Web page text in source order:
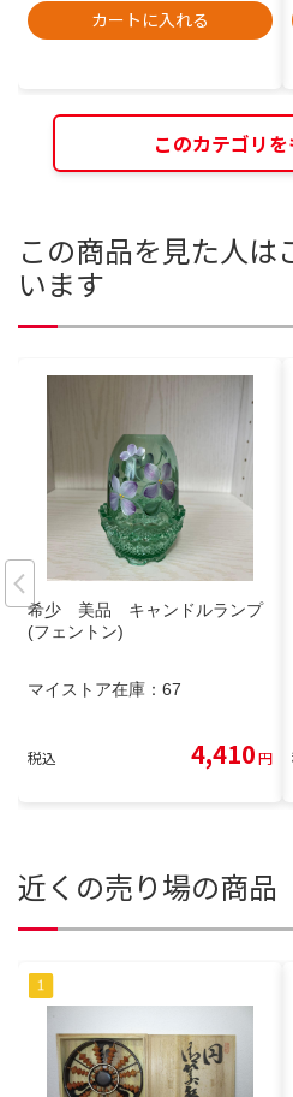
カートに入れる
このカテゴリ
この商品を見た人は
います
希少 美品 キャンドルランプ
(フェントン)
マイストア在庫： 67
税込 4,410円
近くの売り場の商品